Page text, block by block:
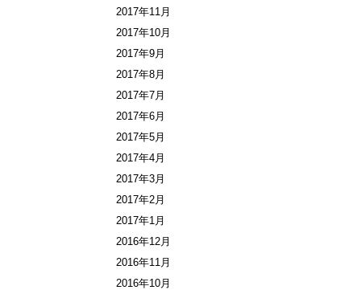
2017年11月
2017年10月
2017年9月
2017年8月
2017年7月
2017年6月
2017年5月
2017年4月
2017年3月
2017年2月
2017年1月
2016年12月
2016年11月
2016年10月